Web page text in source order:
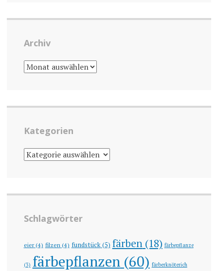
Archiv
ARCHIV
Kategorien
KATEGORIEN
Schlagwörter
eier(4) filzen (4) fundstück(5) färben(18) färbepflanze
(3) färbepflanzen(60) färberknöterich